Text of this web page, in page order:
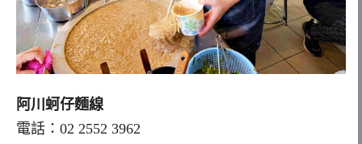
阿川蚵仔麵線
電話：02 2552 3962